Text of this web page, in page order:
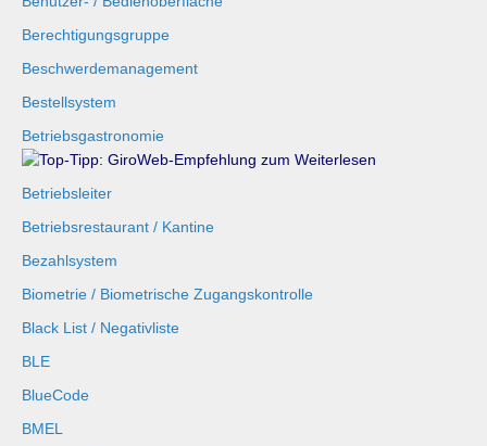
Berechtigungsgruppe
Beschwerdemanagement
Bestellsystem
Betriebsgastronomie
Betriebsleiter
Betriebsrestaurant / Kantine
Bezahlsystem
Biometrie / Biometrische Zugangskontrolle
Black List / Negativliste
BLE
BlueCode
BMEL